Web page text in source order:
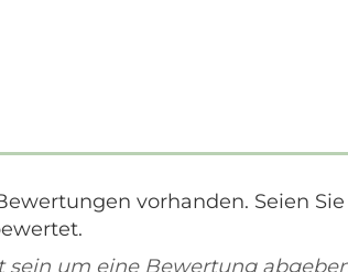
vorhanden. Seien
sein um eine Bewertung